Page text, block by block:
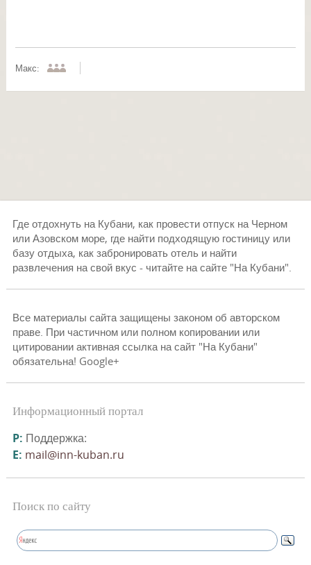
Макс:
Где отдохнуть на Кубани, как провести отпуск на Черном
или Азовском море, где найти подходящую гостиницу или
базу отдыха, как забронировать отель и найти
развлечения на свой вкус - читайте на сайте "На Кубани".
Все материалы сайта защищены законом об авторском
праве. При частичном или полном копировании или
цитировании активная ссылка на сайт "На Кубани"
обязательна! Google+
Информационный портал
P: Поддержка:
E: mail@inn-kuban.ru
Поиск по сайту